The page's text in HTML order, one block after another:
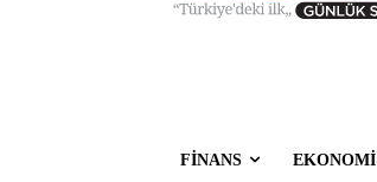
FİNANS EKONOMİ